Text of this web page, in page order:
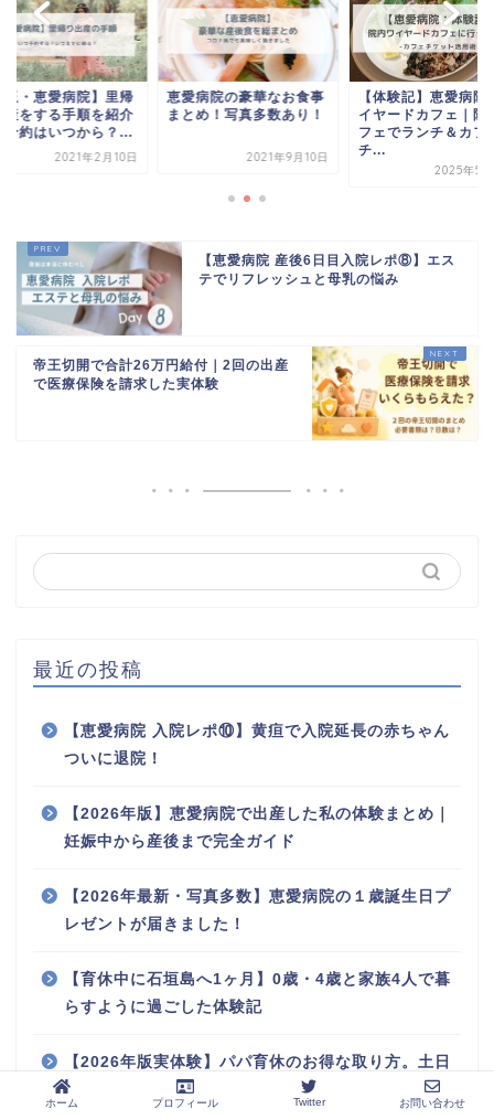
玉・恵愛病院】里帰
産をする手順を紹介
予約はいつから？...
2021年2月10日
恵愛病院の豪華なお食事
まとめ！写真多数あり！
2021年9月10日
【体験記】恵愛病院
イヤードカフェ｜院
フェでランチ＆カフ
チ...
2025年5
【恵愛病院 産後6日目入院レポ⑧】エス
テでリフレッシュと母乳の悩み
帝王切開で合計26万円給付｜2回の出産
で医療保険を請求した実体験
最近の投稿
【恵愛病院 入院レポ⑩】黄疸で入院延長の赤ちゃん
ついに退院！
【2026年版】恵愛病院で出産した私の体験まとめ｜
妊娠中から産後まで完全ガイド
【2026年最新・写真多数】恵愛病院の１歳誕生日プ
レゼントが届きました！
【育休中に石垣島へ1ヶ月】0歳・4歳と家族4人で暮
らすように過ごした体験記
【2026年版実体験】パパ育休のお得な取り方。土日
込みで取るべき理由｜社会保険料免除の使い方
ホーム プロフィール Twitter お問い合わせ